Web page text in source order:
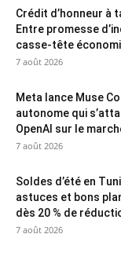
Crédit d’honneur à
Entre promesse
casse-tête
7 août 2026
Meta lance Muse
autonome qui
OpenAI sur le
7 août 2026
Soldes d’été en
astuces et bons
dès 20 % de
7 août 2026